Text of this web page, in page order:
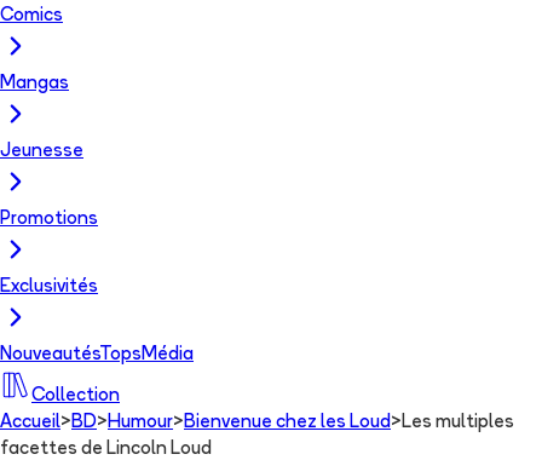
Comics
Mangas
Jeunesse
Promotions
Exclusivités
NouveautésTops Média
Collection
Accueil> BD> Humour> Bienvenue chez les Loud > Les multiples
facettes de Lincoln Loud